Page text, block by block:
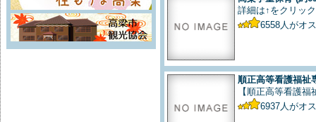
詳細は↑をクリック
6558 人がオ
順正高等看護福祉
【順正高等看護
6937 人がオ